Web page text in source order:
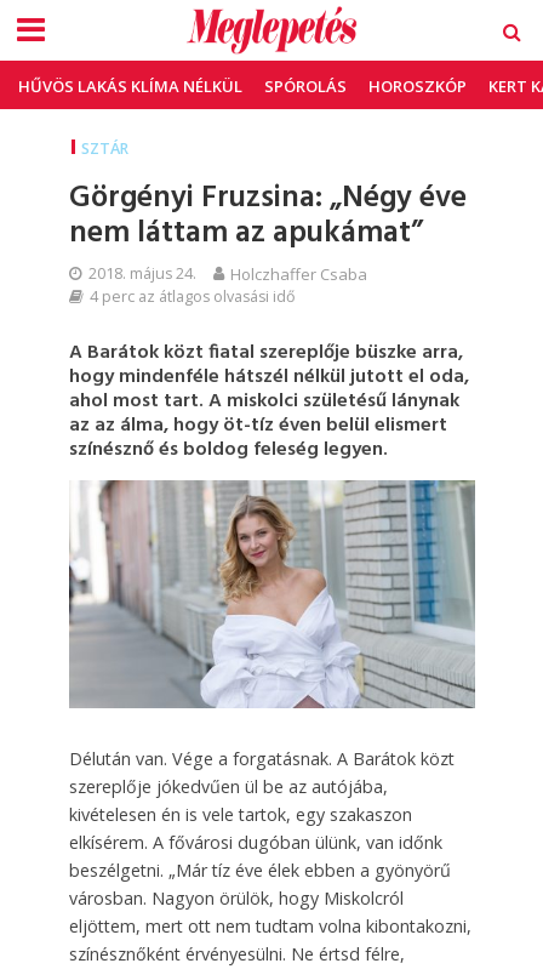
HŰVÖS LAKÁS KLÍMA NÉLKÜL SPÓROLÁS HOROSZKÓP KERT
SZTÁR
Görgényi Fruzsina: „Négy éve
nem láttam az apukámat”
2018. május 24. Holczhaffer Csaba
4 perc az átlagos olvasási idő
A Barátok közt fiatal szereplője büszke arra,
hogy mindenféle hátszél nélkül jutott el oda,
ahol most tart. A miskolci születésű lánynak
az az álma, hogy öt-tíz éven belül elismert
színésznő és boldog feleség legyen.
Délután van. Vége a forgatásnak. A Barátok közt
szereplője jókedvűen ül be az autójába,
kivételesen én is vele tartok, egy szakaszon
elkísérem. A fővárosi dugóban ülünk, van időnk
beszélgetni. „Már tíz éve élek ebben a gyönyörű
városban. Nagyon örülök, hogy Miskolcról
eljöttem, mert ott nem tudtam volna kibontakozni,
színésznőként érvényesülni. Ne értsd félre,